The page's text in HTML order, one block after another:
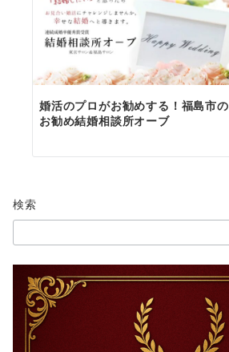
婚活のプロがお勧めする！福島市の
お勧め結婚相談所オーブ
検索